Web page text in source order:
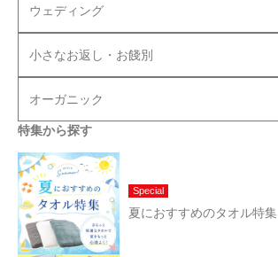
ウェディング
小さなお返し・お餞別
オーガニック
特集から探す
Special
夏におすすめのタオル特集